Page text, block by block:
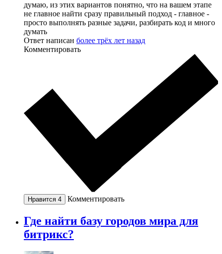
думаю, из этих вариантов понятно, что на вашем этапе
не главное найти сразу правильный подход - главное -
просто выполнять разные задачи, разбирать код и много
думать
Ответ написан более трёх лет назад
Комментировать
Нравится 4 Комментировать
Где найти базу городов мира для
битрикс?